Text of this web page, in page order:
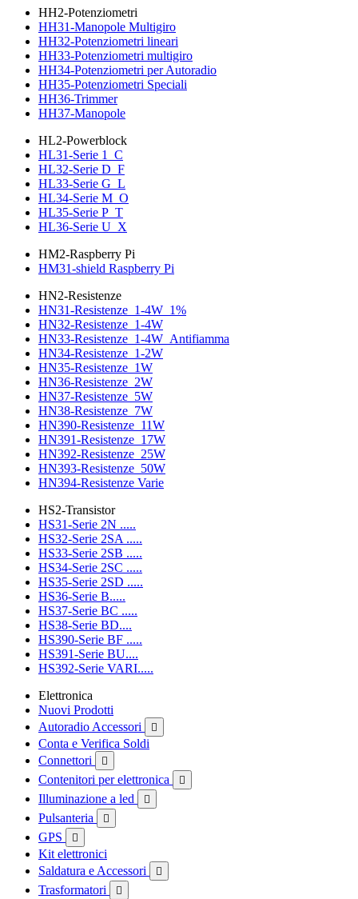
HH2-Potenziometri
HH31-Manopole Multigiro
HH32-Potenziometri lineari
HH33-Potenziometri multigiro
HH34-Potenziometri per Autoradio
HH35-Potenziometri Speciali
HH36-Trimmer
HH37-Manopole
HL2-Powerblock
HL31-Serie 1_C
HL32-Serie D_F
HL33-Serie G_L
HL34-Serie M_O
HL35-Serie P_T
HL36-Serie U_X
HM2-Raspberry Pi
HM31-shield Raspberry Pi
HN2-Resistenze
HN31-Resistenze_1-4W_1%
HN32-Resistenze_1-4W
HN33-Resistenze_1-4W_Antifiamma
HN34-Resistenze_1-2W
HN35-Resistenze_1W
HN36-Resistenze_2W
HN37-Resistenze_5W
HN38-Resistenze_7W
HN390-Resistenze_11W
HN391-Resistenze_17W
HN392-Resistenze_25W
HN393-Resistenze_50W
HN394-Resistenze Varie
HS2-Transistor
HS31-Serie 2N .....
HS32-Serie 2SA .....
HS33-Serie 2SB .....
HS34-Serie 2SC .....
HS35-Serie 2SD .....
HS36-Serie B.....
HS37-Serie BC .....
HS38-Serie BD....
HS390-Serie BF .....
HS391-Serie BU....
HS392-Serie VARI.....
Elettronica
Nuovi Prodotti
Autoradio Accessori

Conta e Verifica Soldi
Connettori

Contenitori per elettronica 
Illuminazione a led 
Pulsanteria 
GPS 
Kit elettronici
Saldatura e Accessori

Trasformatori 